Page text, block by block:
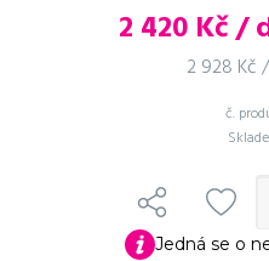
2 420Kč /
2 928 Kč
č.
Jedná se o